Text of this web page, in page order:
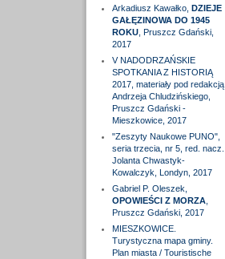
Arkadiusz Kawałko, DZIEJE
GAŁĘZINOWA DO 1945
ROKU, Pruszcz Gdański,
2017
V NADODRZAŃSKIE
SPOTKANIA Z HISTORIĄ
2017, materiały pod redakcją
Andrzeja Chludzińskiego,
Pruszcz Gdański -
Mieszkowice, 2017
"Zeszyty Naukowe PUNO",
seria trzecia, nr 5, red. nacz.
Jolanta Chwastyk-
Kowalczyk, Londyn, 2017
Gabriel P. Oleszek,
OPOWIEŚCI Z MORZA,
Pruszcz Gdański, 2017
MIESZKOWICE.
Turystyczna mapa gminy.
Plan miasta / Touristische